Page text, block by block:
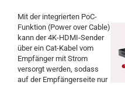
Mit der integrierten PoC-
Funktion (Power over Cable)
kann der 4K-HDMI-Sender
über ein Cat-Kabel vom
Empfänger mit Strom
versorgt werden, sodass
auf der Empfängerseite nur